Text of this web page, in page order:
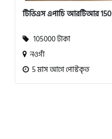
টিভিএস এপাচি আরটিআর 150
105000 টাকা
নওগাঁ
5 মাস আগে পোস্টকৃত